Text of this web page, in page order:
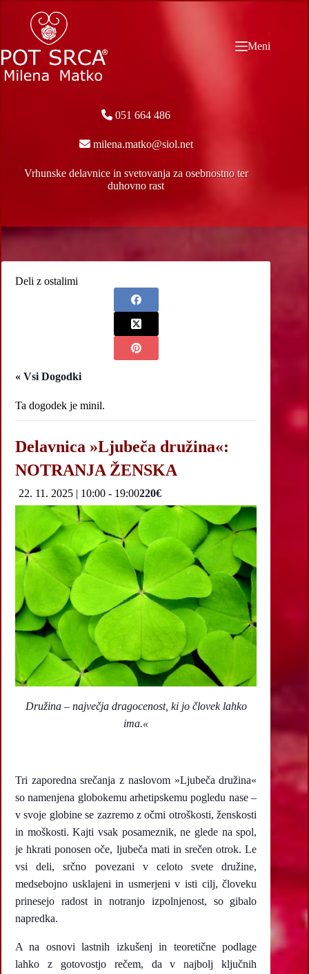
content
Meni
051 664 486
milena.matko@siol.net
Vrhunske delavnice in svetovanja za osebnostno ter
duhovno rast
Deli z ostalimi
« Vsi Dogodki
Ta dogodek je minil.
Delavnica »Ljubeča družina«:
NOTRANJA ŽENSKA
22. 11. 2025 | 10:00 - 19:00220€
Družina – največja dragocenost, ki jo človek lahko
ima.«
Tri zaporedna srečanja z naslovom »Ljubeča družina«
so namenjena globokemu arhetipskemu pogledu nase –
v svoje globine se zazremo z očmi otroškosti, ženskosti
in moškosti. Kajti vsak posameznik, ne glede na spol,
je hkrati ponosen oče, ljubeča mati in srečen otrok. Le
vsi deli, srčno povezani v celoto svete družine,
medsebojno usklajeni in usmerjeni v isti cilj, človeku
prinesejo radost in notranjo izpolnjenost, so gibalo
napredka.
A na osnovi lastnih izkušenj in teoretične podlage
lahko z gotovostjo rečem, da v najbolj ključnih